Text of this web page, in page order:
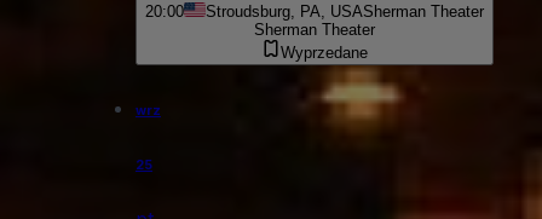
20:00 Stroudsburg, PA, USASherman Theater
Sherman Theater
Wyprzedane
wrz
25